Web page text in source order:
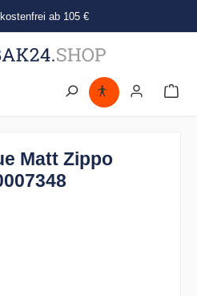
ab 105 €
Matt Zippo